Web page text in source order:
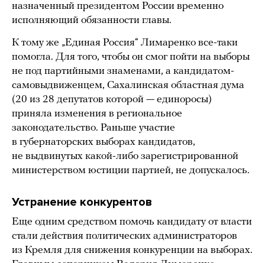
назначенный президентом России временно
исполняющий обязанности главы.
К тому же „Единая Россия“ Лимаренко все-таки
помогла. Для того, чтобы он смог пойти на выборы
не под партийными знаменами, а кандидатом-
самовыдвиженцем, Сахалинская областная дума
(20 из 28 депутатов которой — единоросы)
приняла изменения в региональное
законодательство. Раньше участие
в губернаторских выборах кандидатов,
не выдвинутых какой-либо зарегистрированной
министерством юстиции партией, не допускалось.
Устранение конкурентов
Еще одним средством помочь кандидату от власти
стали действия политических администраторов
из Кремля для снижения конкуренции на выборах.